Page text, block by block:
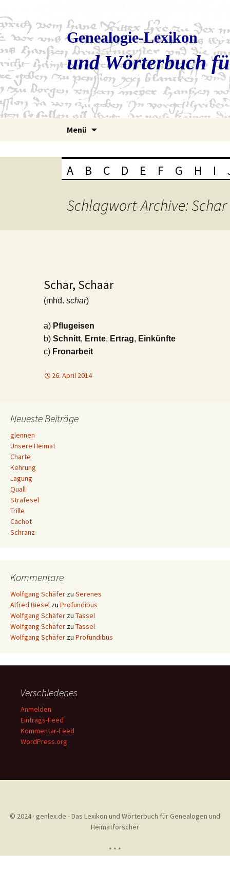
Genealogie-Lexikon
und Wörterbuch
Menü
A B C D E F G H I
Schlagwort-Archive: Schar
Schar, Schaar
(mhd. schar)
a) Pflugeisen
b) Schnitt, Ernte, Ertrag, Einkünfte
c) Fronarbeit
26. April 2014
Neueste Beiträge
glennen
Unsere Heimat
Charte
Kehrung
Lagung
Quall
Strafesel
Trille
Cachot
Schranz
Kommentare
Wolfgang Schäfer zu Serenes
Alfred Biesel zu Profundibus
Wolfgang Schäfer zu Tassel
Wolfgang Schäfer zu Tassel
Wolfgang Schäfer zu Profundibus
Verschiedenes
Anmelden
Eintrags-Feed
Kommentar-Feed
WordPress.org
© 2024 · genlex.de - Das Lexikon und Wörterbuch für Genealogen und
Heimatforscher
* * *